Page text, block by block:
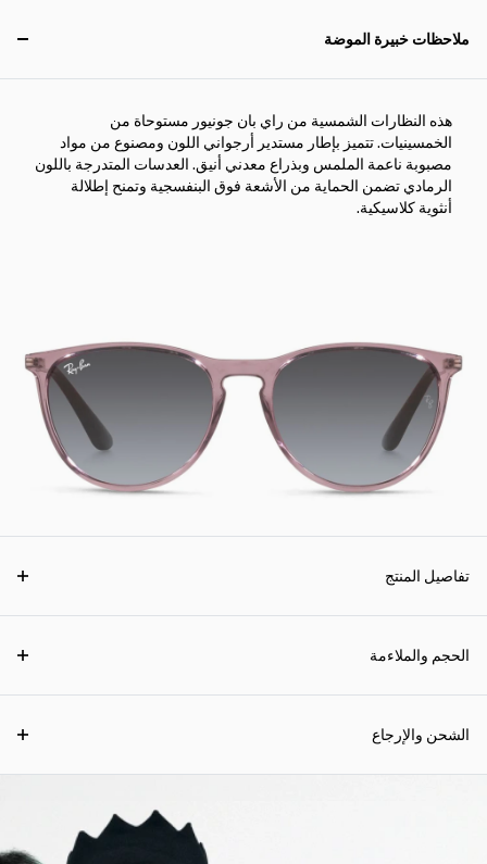
ملاحظات خبيرة الموضة
هذه النظارات الشمسية من راي بان جونيور مستوحاة من
الخمسينيات. تتميز بإطار مستدير أرجواني اللون ومصنوع من مواد
مصبوبة ناعمة الملمس وبذراع معدني أنيق. العدسات المتدرجة باللون
الرمادي تضمن الحماية من الأشعة فوق البنفسجية وتمنح إطلالة
أنثوية كلاسيكية.
تفاصيل المنتج
الحجم والملاءمة
الشحن والإرجاع